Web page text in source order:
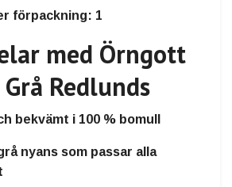
förpackning: 1
med Örngott
Redlunds
bekvämt i 100 % bomull
nyans som passar alla